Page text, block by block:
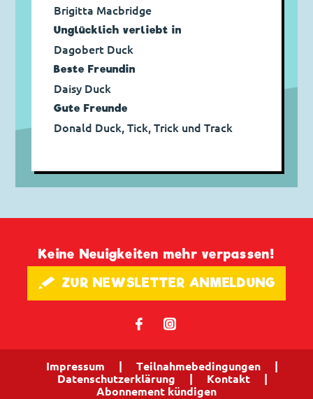
Brigitta Macbridge
Unglücklich verliebt in
Dagobert Duck
Beste Freundin
Daisy Duck
Gute Freunde
Donald Duck, Tick, Trick und Track
Keine Neuigkeiten mehr verpassen!
🖋 ZUR NEWSLETTER ANMELDUNG
𝖿 📷
Impressum Teilnahmebedingungen
Datenschutzerklärung
Kontakt
Abonnement kündigen